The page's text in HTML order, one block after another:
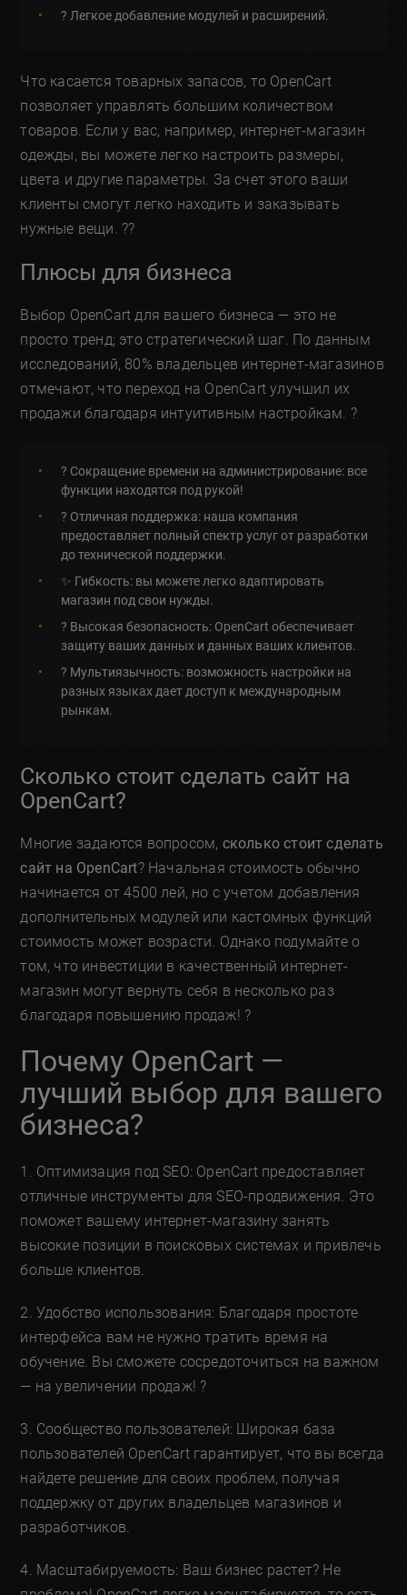
? Легкое добавление модулей и расширений.
Что касается товарных запасов, то OpenCart
позволяет управлять большим количеством
товаров. Если у вас, например, интернет-магазин
одежды, вы можете легко настроить размеры,
цвета и другие параметры. За счет этого ваши
клиенты смогут легко находить и заказывать
нужные вещи. ??
Плюсы для бизнеса
Выбор OpenCart для вашего бизнеса — это не
просто тренд; это стратегический шаг. По данным
исследований, 80% владельцев интернет-магазинов
отмечают, что переход на OpenCart улучшил их
продажи благодаря интуитивным настройкам. ?
? Сокращение времени на администрирование: все
функции находятся под рукой!
? Отличная поддержка: наша компания
предоставляет полный спектр услуг от разработки
до технической поддержки.
✨ Гибкость: вы можете легко адаптировать
магазин под свои нужды.
? Высокая безопасность: OpenCart обеспечивает
защиту ваших данных и данных ваших клиентов.
? Мультиязычность: возможность настройки на
разных языках дает доступ к международным
рынкам.
Сколько стоит сделать сайт на
OpenCart?
Многие задаются вопросом, сколько стоит сделать
сайт на OpenCart? Начальная стоимость обычно
начинается от 4500 лей, но с учетом добавления
дополнительных модулей или кастомных функций
стоимость может возрасти. Однако подумайте о
том, что инвестиции в качественный интернет-
магазин могут вернуть себя в несколько раз
благодаря повышению продаж! ?
Почему OpenCart —
лучший выбор для вашего
бизнеса?
1. Оптимизация под SEO: OpenCart предоставляет
отличные инструменты для SEO-продвижения. Это
поможет вашему интернет-магазину занять
высокие позиции в поисковых системах и привлечь
больше клиентов.
2. Удобство использования: Благодаря простоте
интерфейса вам не нужно тратить время на
обучение. Вы сможете сосредоточиться на важном
— на увеличении продаж! ?
3. Сообщество пользователей: Широкая база
пользователей OpenCart гарантирует, что вы всегда
найдете решение для своих проблем, получая
поддержку от других владельцев магазинов и
разработчиков.
4. Масштабируемость: Ваш бизнес растет? Не